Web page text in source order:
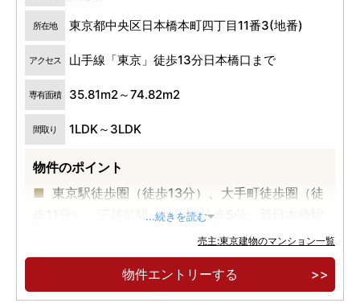
所在地 東京都中央区日本橋本町四丁目11番3(地番)
アクセス 山手線「東京」徒歩13分日本橋口まで
専有面積 35.81m2～74.82m2
間取り 1LDK～3LDK
物件のポイント
東京駅徒歩圏（徒歩13分）、大手町徒歩圏（徒
歩11分）、三越前駅・神田駅徒歩5分、新日本橋駅
...続きを読む
売主:東京建物のマンション一覧
物件エントリーする